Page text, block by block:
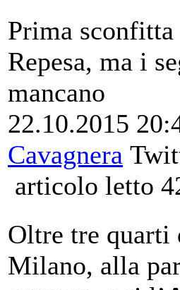
Prima sconfitta
Repesa, ma i
mancano
22.10.2015
Cavagnera
articolo letto
Oltre tre quarti
Milano, alla